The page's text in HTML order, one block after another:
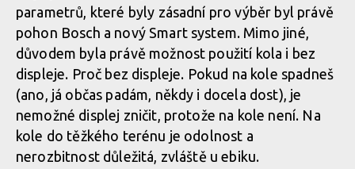
Čistý displej, žádné zbytečné kabely navíc
Čistý displej, žádné zbytečné kabely navíc
Čistý displej, žádné zbytečné kabely navíc
parametrů, které byly zásadní pro výběr byl právě
pohon Bosch a nový Smart system. Mimo jiné,
důvodem byla právě možnost použití kola i bez
displeje. Proč bez displeje. Pokud na kole spadneš
(ano, já občas padám, někdy i docela dost), je
nemožné displej zničit, protože na kole není. Na
kole do těžkého terénu je odolnost a
nerozbitnost důležitá, zvláště u ebiku.